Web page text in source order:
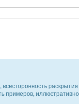
примеров,